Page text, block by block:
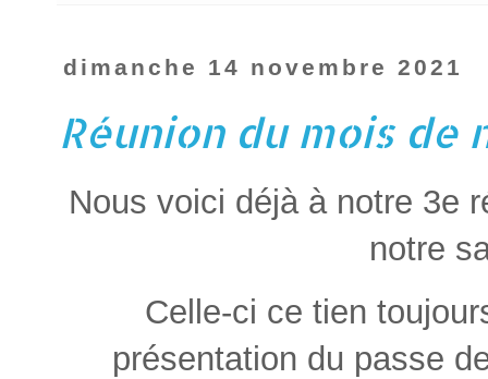
dimanche 14 novembre 2021
Réunion du mois de
Nous voici déjà à notre 3e
notre
Celle-ci ce tien
présentation du passe